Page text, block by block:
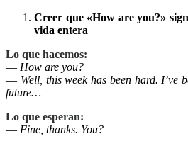
Creer que «How are you?»
vida entera
Lo que hacemos:
— How are you?
— Well, this week has been hard. I’ve
future…
Lo que esperan:
— Fine, thanks. You?